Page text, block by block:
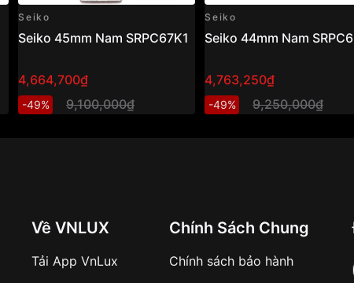
Seiko
Seiko 45mm Nam SRPC67K1
4,664,700₫
-49% 9,100,000₫
Seiko
Seiko 44mm Nam
4,763,250₫
-49% 9,250,000₫
Về VNLUX
Tải App VnLux
Chính Sách Chung
Chính sách bảo hành